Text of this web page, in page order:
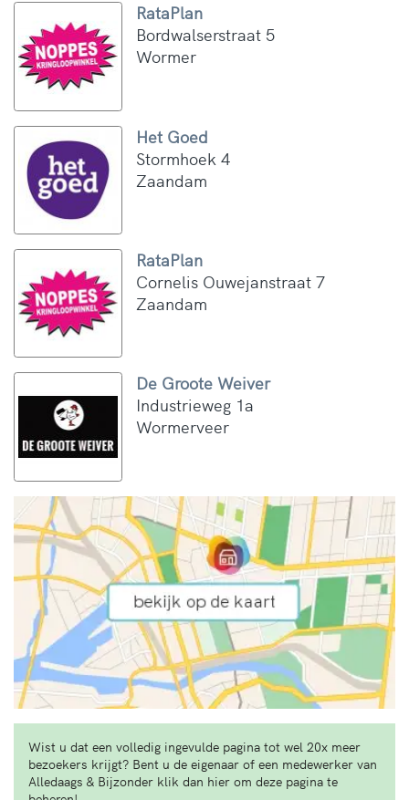
Wist u dat een volledig ingevulde pagina tot wel 20x meer
bezoekers krijgt? Bent u de eigenaar of een medewerker van
Alledaags & Bijzonder klik dan hier om deze pagina te
RataPlan
Bordwalserstraat 5
Wormer
Het Goed
Stormhoek 4
Zaandam
RataPlan
Cornelis Ouwejanstraat 7
Zaandam
De Groote Weiver
Industrieweg 1a
Wormerveer